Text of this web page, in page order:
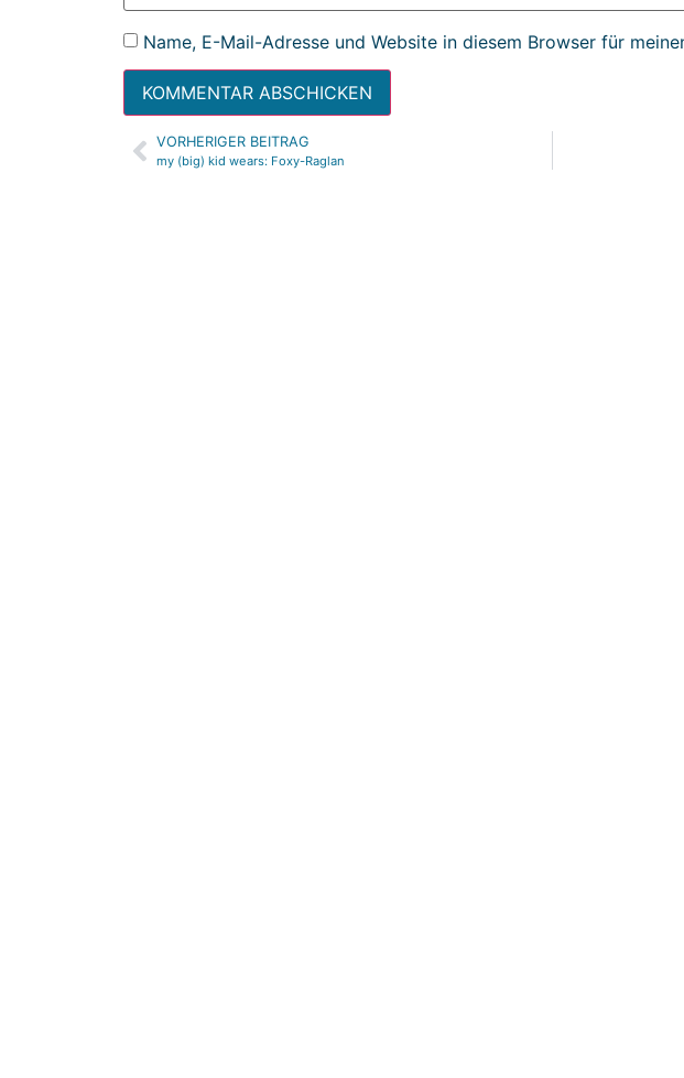
Name, E-Mail-Adresse und Website in diesem Browser für
Alternative:
VORHERIGER BEITRAG
my (big) kid wears: Foxy-Raglan